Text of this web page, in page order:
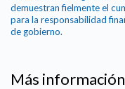
demuestran fielmente el
para la responsabilidad
de gobierno.
Más información